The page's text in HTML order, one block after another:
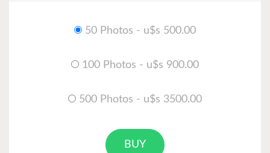
50 Photos - u$s 500.00
100 Photos - u$s 900.00
500 Photos - u$s 3500.00
BUY